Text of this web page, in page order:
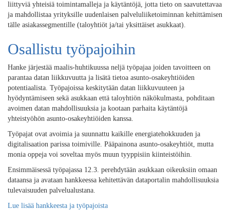
liittyviä yhteisiä toimintamalleja ja käytäntöjä, jotta tieto on saavutettavaa
ja mahdollistaa yrityksille uudenlaisen palveluliiketoiminnan kehittämisen
tälle asiakassegmentille (taloyhtiöt ja/tai yksittäiset asukkaat).
Osallistu työpajoihin
Hanke järjestää maalis-huhtikuussa neljä työpajaa joiden tavoitteen on
parantaa datan liikkuvuutta ja lisätä tietoa asunto-osakeyhtiöiden
potentiaalista. Työpajoissa keskitytään datan liikkuvuuteen ja
hyödyntämiseen sekä asukkaan että taloyhtiön näkökulmasta, pohditaan
avoimen datan mahdollisuuksia ja kootaan parhaita käytäntöjä
yhteistyöhön asunto-osakeyhtiöiden kanssa.
Työpajat ovat avoimia ja suunnattu kaikille energiatehokkuuden ja
digitalisaation parissa toimiville. Pääpainona asunto-osakeyhtiöt, mutta
monia oppeja voi soveltaa myös muun tyyppisiin kiinteistöihin.
Ensimmäisessä työpajassa 12.3. perehdytään asukkaan oikeuksiin omaan
dataansa ja avataan hankkeessa kehitettävän dataportalin mahdollisuuksia
tulevaisuuden palvelualustana.
Lue lisää hankkeesta ja työpajoista